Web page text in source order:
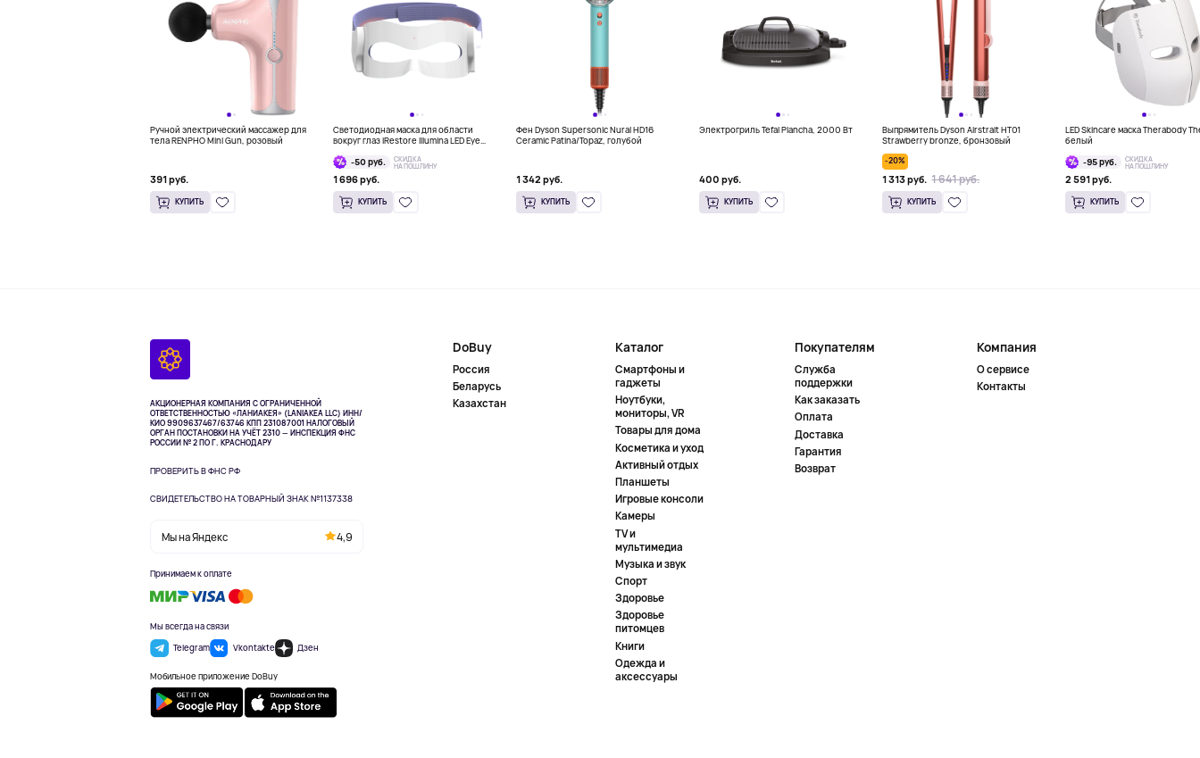
Ручной электрический массажер для
тела RENPHO Mini Gun, розовый
391 руб.
КУПИТЬ
Светодиодная маска для области
вокруг глаз iRestore Illumina LED Eye
-50 руб.
СКИДКА
НА ПОШЛИНУ
1 696 руб.
КУПИТЬ
Фен Dyson Supersonic Nural HD16
Ceramic Patina/Topaz, голубой
1 342 руб.
КУПИТЬ
Электрогриль Tefal Plancha, 2000 Вт
400 руб.
КУПИТЬ
Выпрямитель Dyson Airstrait HT01
Strawberry bronze, бронзовый
-20%
1 313 руб. 1 641 руб.
КУПИТЬ
LED Skincare маска Therabody
белый
-95 руб.
СКИДКА
НА ПОШЛИНУ
2 591 руб.
КУПИТЬ
АКЦИОНЕРНАЯ КОМПАНИЯ С ОГРАНИЧЕННОЙ
ОТВЕТСТВЕННОСТЬЮ «ЛАНИАКЕЯ» (LANIAKEA LLC) ИНН/
КИО 9909637467/63746 КПП 231087001НАЛОГОВЫЙ
ОРГАН ПОСТАНОВКИ НА УЧЁТ 2310 — ИНСПЕКЦИЯ ФНС
РОССИИ № 2 ПО Г. КРАСНОДАРУ
ПРОВЕРИТЬ В ФНС РФ
СВИДЕТЕЛЬСТВО НА ТОВАРНЫЙ ЗНАК №1137338
Мы на Яндекс 4,9
Принимаем к оплате
Мы всегда на связи
Telegram
Vkontakte Дзен
Мобильное приложение DoBuy
DoBuy
Россия
Беларусь
Казахстан
Каталог
Смартфоны и
гаджеты
Ноутбуки,
мониторы, VR
Товары для дома
Косметика и уход
Активный отдых
Планшеты
Игровые консоли
Камеры
TV и
мультимедиа
Музыка и звук
Спорт
Здоровье
Здоровье
питомцев
Книги
Одежда и
аксессуары
Покупателям
Служба
поддержки
Как заказать
Оплата
Доставка
Гарантия
Возврат
Компания
О сервисе
Контакты